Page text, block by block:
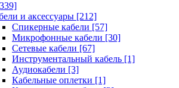
и аксессуары [212]
Спикерные кабели [57]
Микрофонные кабели [30]
Сетевые кабели [67]
Инструментальный кабель [1]
Аудиокабели [3]
Кабельные оплетки [1]